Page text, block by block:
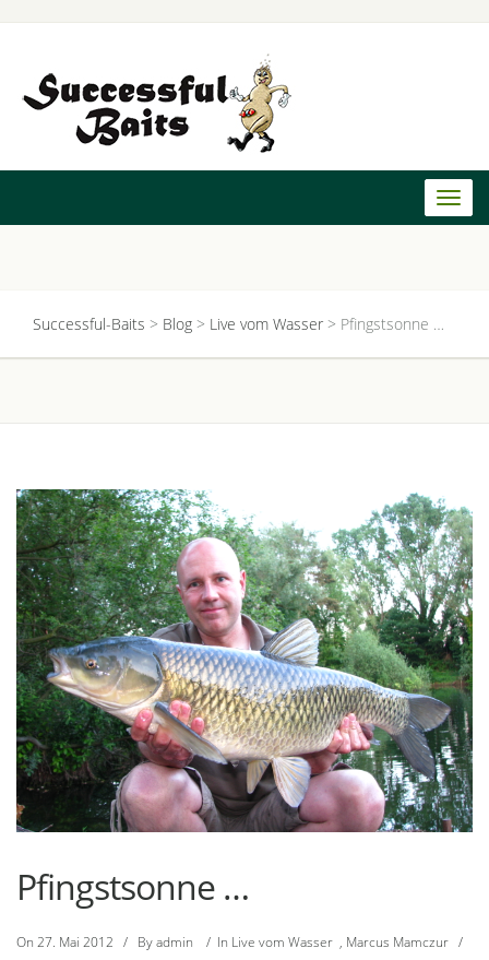
Successful-Baits > Blog > Live vom Wasser > Pfingstsonne …
Pfingstsonne …
On 27. Mai 2012 / Byadmin / In Live vom Wasser , Marcus Mamczur /